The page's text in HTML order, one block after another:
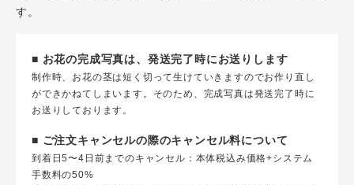
す。
■ お花の完成写真は、発送完了時にお送りします
制作時、お花の茎は短く切って生けていきますのでお作り直し
ができかねてしまいます。そのため、完成写真は発送完了時に
お送りしております。
■ ご注文キャンセルの際のキャンセル料について
到着日5〜4日前までのキャンセル：本体税込み価格+システム
手数料の50%